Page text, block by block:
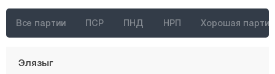
Все партии ПСР ПНД НРП Хорошая партия
Эдирне
Элязыг